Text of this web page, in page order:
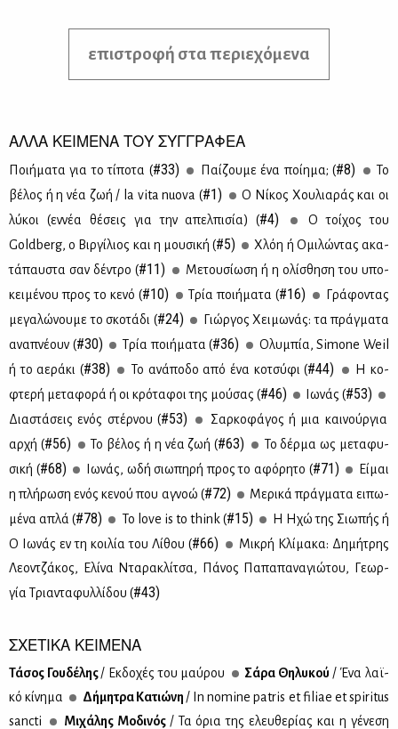
επιστροφή στα περιεχόμενα
ΑΛΛΑ ΚΕΙΜΕΝΑ ΤΟΥ ΣΥΓΓΡΑΦΕΑ
Ποι­ή­μα­τα για το τί­πο­τα (#33) Παί­ζου­με ένα ποί­η­μα; (#8)
Το
βέ­λος ή η νέα ζωή / la vita nuova (#1)
Ο Νί­κος Χου­λια­ράς και οι
λύ­κοι (εν­νέα θέ­σεις για την απελ­πι­σία) (#4)
Ο τοί­χος του
Goldberg, ο Βιρ­γί­λιος και η μου­σι­κή (#5)
Χλόη ή Ομι­λώ­ντας ακα­
τά­παυ­στα σαν δέ­ντρο (#11)
Με­του­σί­ω­ση ή η ολί­σθη­ση του υπο­
κει­μέ­νου προς το κε­νό (#10) Τρία ποι­ή­μα­τα (#16)
Γρά­φο­ντας
με­γα­λώ­νου­με το σκο­τά­δι (#24)
Γιώρ­γος Χει­μω­νάς: τα πράγ­μα­τα
ανα­πνέ­ουν (#30) Τρία ποι­ή­μα­τα (#36)
Ολυ­μπία, Simone Weil
ή το αε­ρά­κι (#38) Το ανά­πο­δο από ένα κο­τσύ­φι (#44)
Η κο­
φτε­ρή με­τα­φο­ρά ή οι κρό­τα­φοι της μού­σας (#46) Ιω­νάς (#53)
Δια­στά­σεις ενός στέρ­νου (#53)
Σαρ­κο­φά­γος ή μια και­νούρ­για
αρ­χή (#56) Το βέ­λος ή η νέα ζωή (#63)
Το δέρ­μα ως με­τα­φυ­
σι­κή (#68) Ιω­νάς, ωδή σιω­πη­ρή προς το αφό­ρη­το (#71)
Εί­μαι
η πλή­ρω­ση ενός κε­νού που αγνοώ (#72)
Με­ρι­κά πράγ­μα­τα ει­πω­
μέ­να απλά (#78) To love is to think (#15)
Η Ηχώ της Σιω­πής ή
Ο Ιω­νάς εν τη κοι­λία του Λί­θου (#66)
Μι­κρή Κλί­μα­κα: Δη­μή­τρης
Λε­ον­τζά­κος, Ελί­να Ντα­ρα­κλί­τσα, Πά­νος Πα­πα­πα­να­γιώ­του, Γε­ωρ­
γία Τρια­ντα­φυλ­λί­δου (#43)
ΣΧΕΤΙΚΑ ΚΕΙΜΕΝΑ
Τά­σος Γου­δέ­λης/ Εκ­δο­χές του μαύ­ρου Σά­ρα Θη­λυ­κού / Ένα λαϊ­
κό κί­νη­μα
Δή­μη­τρα Κα­τιώ­νη / In nomine patris et filiae et spiritus
sancti
Μι­χά­λης Μο­δι­νός / Τα όρια της ελευ­θε­ρί­ας και η γέ­νε­ση